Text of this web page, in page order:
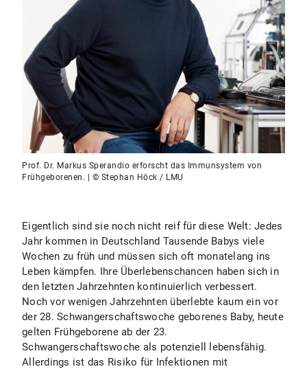
Prof. Dr. Markus Sperandio erforscht das Immunsystem von
Frühgeborenen. | © Stephan Höck / LMU
Eigentlich sind sie noch nicht reif für diese Welt: Jedes
Jahr kommen in Deutschland Tausende Babys viele
Wochen zu früh und müssen sich oft monatelang ins
Leben kämpfen. Ihre Überlebenschancen haben sich in
den letzten Jahrzehnten kontinuierlich verbessert.
Noch vor wenigen Jahrzehnten überlebte kaum ein vor
der 28. Schwangerschaftswoche geborenes Baby, heute
gelten Frühgeborene ab der 23.
Schwangerschaftswoche als potenziell lebensfähig.
Allerdings ist das Risiko für Infektionen mit